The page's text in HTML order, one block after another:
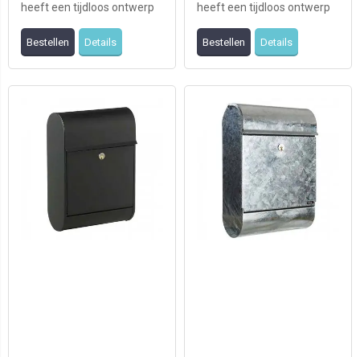
heeft een tijdloos ontwerp
en is daardoor zowel
geschikt voor modern ...
Bestellen Details
heeft een tijdloos ontwerp
en is daardoor zowel
geschikt voor modern ...
Bestellen Details